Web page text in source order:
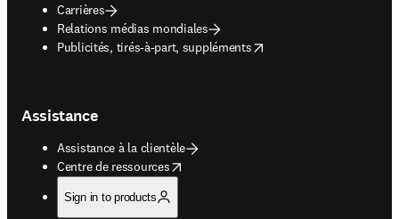
Carrières
Relations médias mondiales
Publicités, tirés-à-part, suppléments
opens in new tab/window
Assistance
Assistance à la clientèle
Centre de ressources
opens in new tab/window
Sign in to products